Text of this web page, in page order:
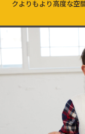
クよりもより高度な空